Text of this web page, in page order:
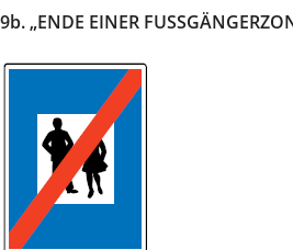
9b. „ENDE EINER